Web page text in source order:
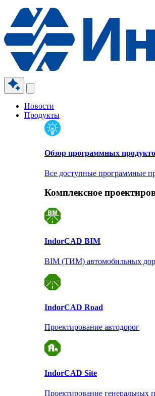
Новости
Продукты
Обзор программных
Все доступные программные
Комплексное
IndorCAD BIM
BIM (ТИМ) автомобильных
IndorCAD Road
Проектирование автодорог
IndorCAD Site
Проектирование генеральных